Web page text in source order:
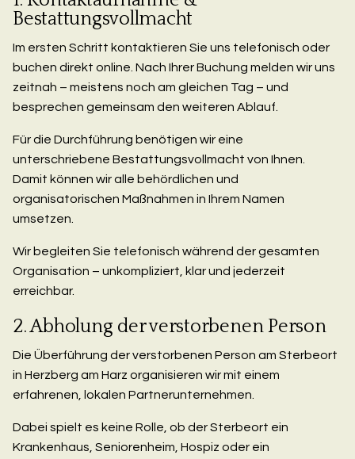
Bestattungsvollmacht
Im ersten Schritt kontaktieren Sie uns telefonisch oder
buchen direkt online. Nach Ihrer Buchung melden wir uns
zeitnah – meistens noch am gleichen Tag – und
besprechen gemeinsam den weiteren Ablauf.
Für die Durchführung benötigen wir eine
unterschriebene Bestattungsvollmacht von Ihnen.
Damit können wir alle behördlichen und
organisatorischen Maßnahmen in Ihrem Namen
umsetzen.
Wir begleiten Sie telefonisch während der gesamten
Organisation – unkompliziert, klar und jederzeit
erreichbar.
2. Abholung der verstorbenen Person
Die Überführung der verstorbenen Person am Sterbeort
in Herzberg am Harz organisieren wir mit einem
erfahrenen, lokalen Partnerunternehmen.
Dabei spielt es keine Rolle, ob der Sterbeort ein
Krankenhaus, Seniorenheim, Hospiz oder ein